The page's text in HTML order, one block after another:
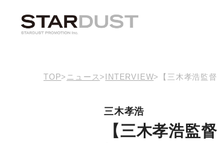
TOP> ニュース> INTERVIEW> 【三木孝浩監
三木孝浩
【三木孝浩監